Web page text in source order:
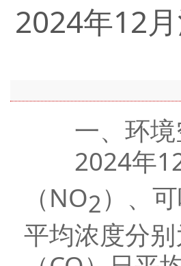
2024年12
一、环境
2024年12
（NO2）、
平均浓度分